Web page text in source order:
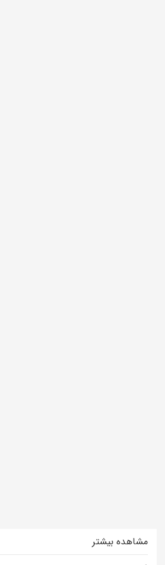
مشاهده بیشتر